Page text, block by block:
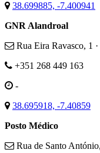
38.699885, -7.400941
GNR Alandroal
Rua Eira Ravasco, 1
+351 268 449 163
-
38.695918, -7.40859
Posto Médico
Rua de Santo